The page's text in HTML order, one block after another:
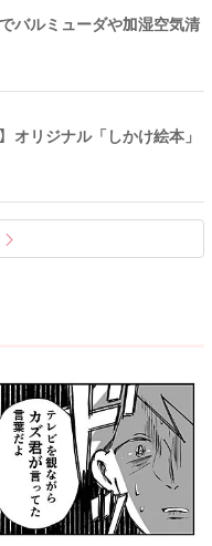
バルミューダや加湿空気清
オリジナル「しかけ絵本」